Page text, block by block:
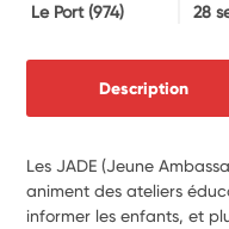
Le Port(974) 28
Description
Les JADE (Jeune
animent des ateliers
informer les enfants, et